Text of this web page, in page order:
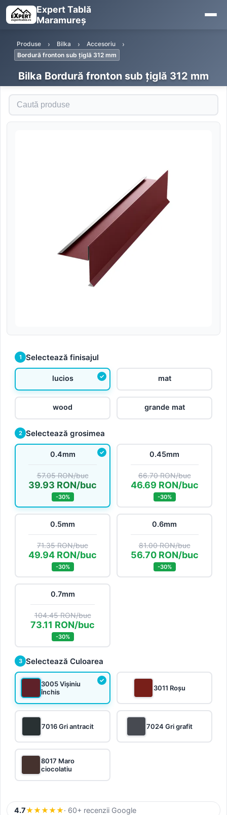
Expert Tablă
Maramureș
Produse Bilka
Accesoriu
Bordură fronton sub țiglă 312 mm
Bilka Bordură fronton sub țiglă 312 mm
Caută produse
1 Selectează finisajul
lucios mat
wood grande mat
2 Selectează grosimea
0.4mm
57.05 RON/buc
39.93 RON/buc
-30%
0.45mm
66.70 RON/buc
46.69 RON/buc
-30%
0.5mm
71.35 RON/buc
49.94 RON/buc
-30%
0.6mm
81.00 RON/buc
56.70 RON/buc
-30%
0.7mm
104.45 RON/buc
73.11 RON/buc
-30%
3 Selectează Culoarea
3005 Vișiniu
închis
3011 Roșu
7016 Gri antracit 7024 Gri grafit
8017 Maro
ciocolatiu
4.7★★★★★· 60+ recenzii Google